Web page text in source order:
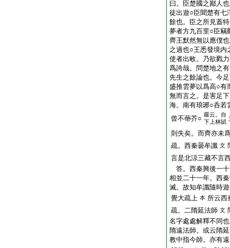
曰。臣楚國之鄙人
徒出遊○臣聞楚有七
餘也。臣之所見蓋
夢者方九百里○臣竊
齊王默然無以應僕
之過也○王悉發境内
使者出畋。乃欲戮
爲誇哉。問楚地之
先生之餘論也。今
盛推雲夢以爲高○有
無而言之。是害足
海。南有琅琊○呑若
曾不蔕芥○ 嚴云。自
下上林賦
則失矣。而齊亦未
疏。西秦曇牟讖 文
言是北涼三藏不言
答。西秦興後一
相並二十一年。西
滅。故知牟讖隨時
覺大疏上 本 所云西
疏。二隋延法師 文
名字處處解釋不同
隋遠法師。或云隋
教中指今師。亦有